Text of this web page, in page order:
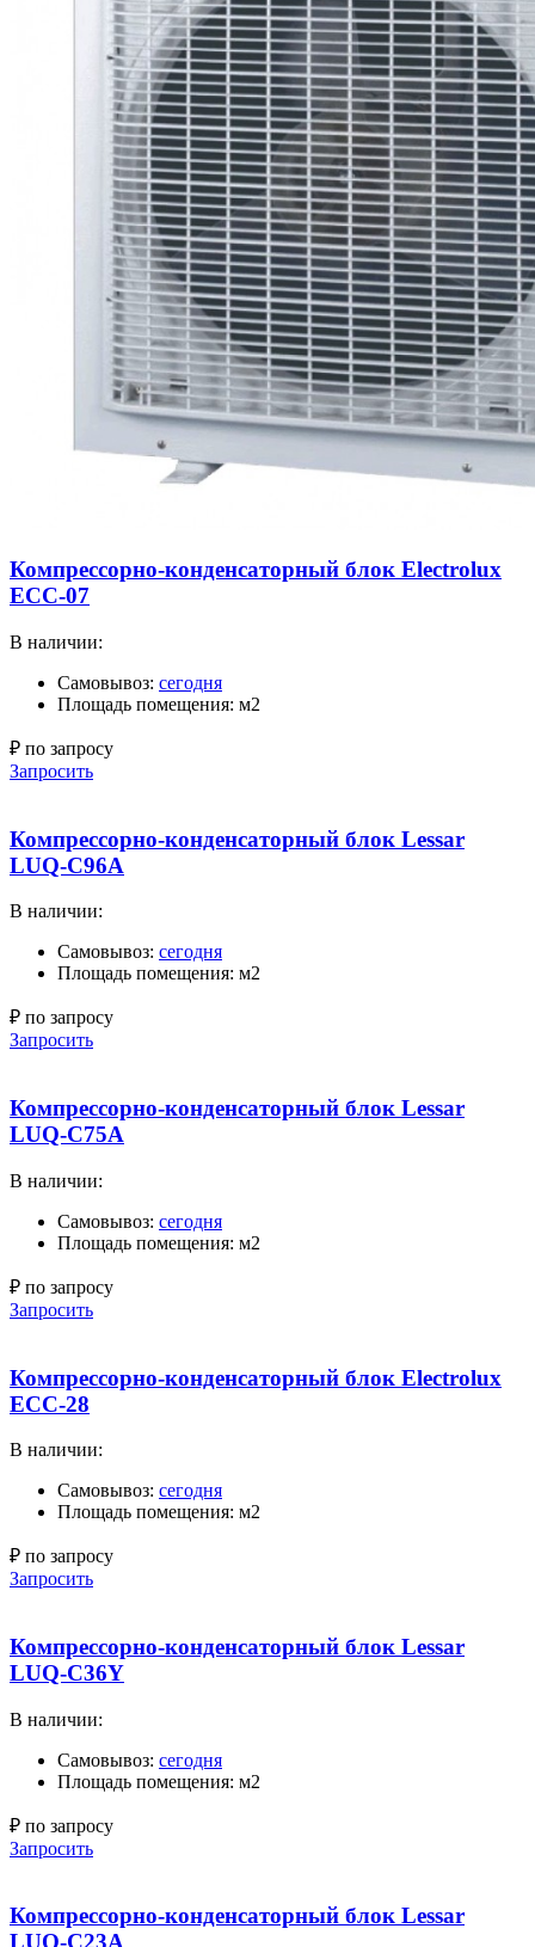
Компрессорно-конденсаторный блок Electrolux
ECC-07
В наличии:
Самовывоз: сегодня
Площадь помещения: м2
₽ по запросу
Запросить
Компрессорно-конденсаторный блок Lessar
LUQ-C96A
В наличии:
Самовывоз: сегодня
Площадь помещения: м2
₽ по запросу
Запросить
Компрессорно-конденсаторный блок Lessar
LUQ-C75A
В наличии:
Самовывоз: сегодня
Площадь помещения: м2
₽ по запросу
Запросить
Компрессорно-конденсаторный блок Electrolux
ECC-28
В наличии:
Самовывоз: сегодня
Площадь помещения: м2
₽ по запросу
Запросить
Компрессорно-конденсаторный блок Lessar
LUQ-C36Y
В наличии:
Самовывоз: сегодня
Площадь помещения: м2
₽ по запросу
Запросить
Компрессорно-конденсаторный блок Lessar